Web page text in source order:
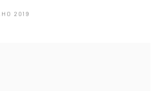
2019